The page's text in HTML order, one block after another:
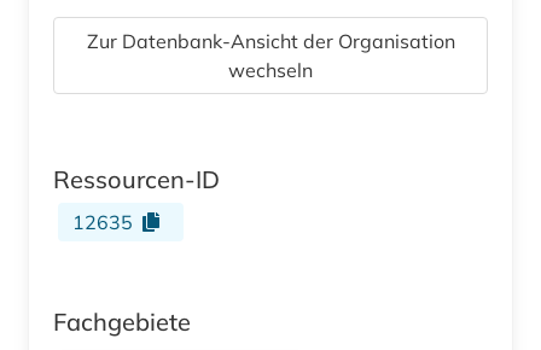
Zur Datenbank-Ansicht der Organisation
wechseln
Ressourcen-ID
12635
Fachgebiete